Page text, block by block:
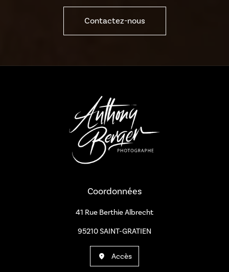
Contactez-nous
Coordonnées
41 Rue Berthie Albrecht
95210 SAINT-GRATIEN
Accès